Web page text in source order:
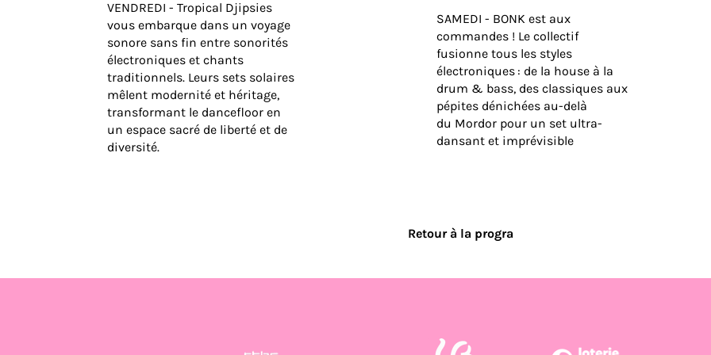
VENDREDI - Tropical Djipsies
vous embarque dans un voyage
sonore sans fin entre sonorités
électroniques et chants
traditionnels. Leurs sets solaires
mêlent modernité et héritage,
transformant le dancefloor en
un espace sacré de liberté et de
diversité.
SAMEDI - BONK est aux
commandes ! Le collectif
fusionne tous les styles
électroniques : de la house à la
drum & bass, des classiques aux
pépites dénichées au-delà
du Mordor pour un set ultra-
dansant et imprévisible
Retour à la progra